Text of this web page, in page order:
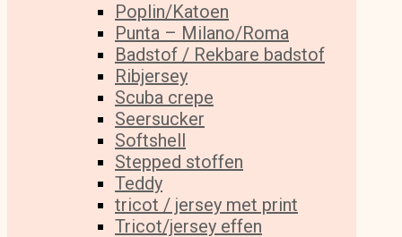
Poplin/Katoen
Punta – Milano/Roma
Badstof / Rekbare badstof
Ribjersey
Scuba crepe
Seersucker
Softshell
Stepped stoffen
Teddy
tricot / jersey met print
Tricot/jersey effen